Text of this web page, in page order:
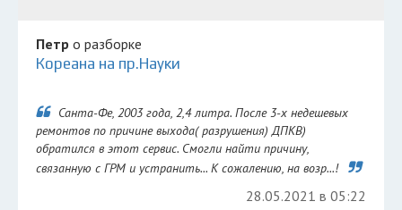
Петр о разборке
Кореана на пр.Науки
Санта-Фе, 2003 года, 2,4 литра. После 3-х недешевых
ремонтов по причине выхода( разрушения) ДПКВ)
обратился в этот сервис. Смогли найти причину,
связанную с ГРМ и устранить... К сожалению, на возр...!
28.05.2021 в 05:22